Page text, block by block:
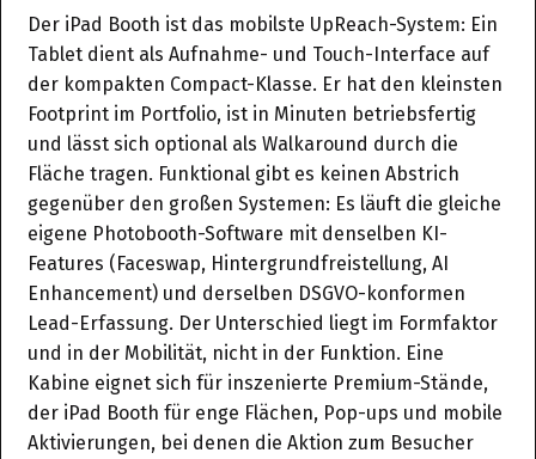
Der iPad Booth ist das mobilste UpReach-System: Ein
Tablet dient als Aufnahme- und Touch-Interface auf
der kompakten Compact-Klasse. Er hat den kleinsten
Footprint im Portfolio, ist in Minuten betriebsfertig
und lässt sich optional als Walkaround durch die
Fläche tragen. Funktional gibt es keinen Abstrich
gegenüber den großen Systemen: Es läuft die gleiche
eigene Photobooth-Software mit denselben KI-
Features (Faceswap, Hintergrundfreistellung, AI
Enhancement) und derselben DSGVO-konformen
Lead-Erfassung. Der Unterschied liegt im Formfaktor
und in der Mobilität, nicht in der Funktion. Eine
Kabine eignet sich für inszenierte Premium-Stände,
der iPad Booth für enge Flächen, Pop-ups und mobile
Aktivierungen, bei denen die Aktion zum Besucher